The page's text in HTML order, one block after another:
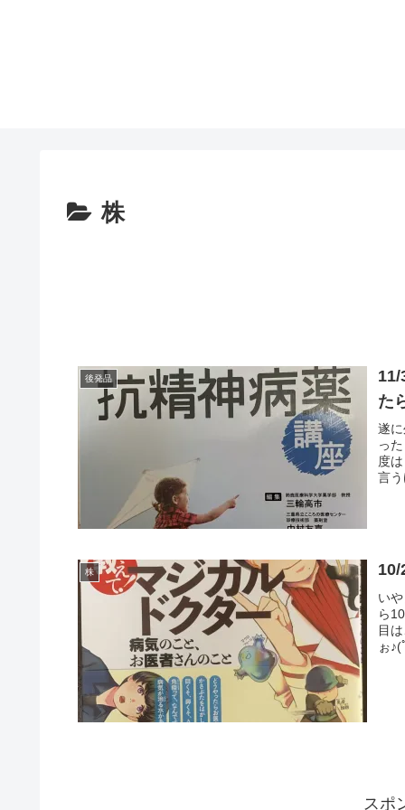
株
後発品
11/
た
遂
っ
度
言
株 10/
い
ら
目
ぉ
スポ